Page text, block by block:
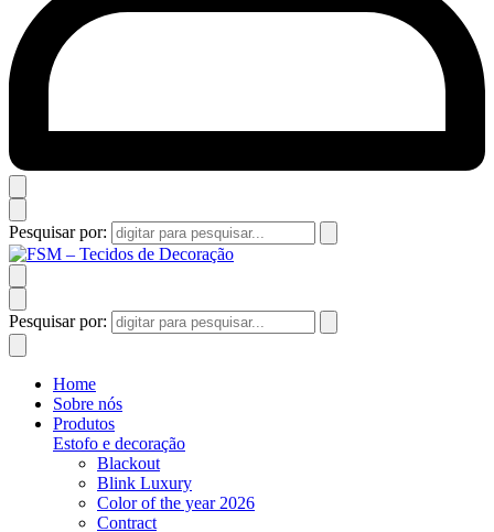
Pesquisar por:
Pesquisar por:
Home
Sobre nós
Produtos
Estofo e decoração
Blackout
Blink Luxury
Color of the year 2026
Contract